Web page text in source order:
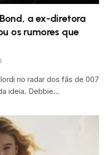
a ex-diretora
os rumores que
no radar dos fãs de 007
ideia. Debbie…